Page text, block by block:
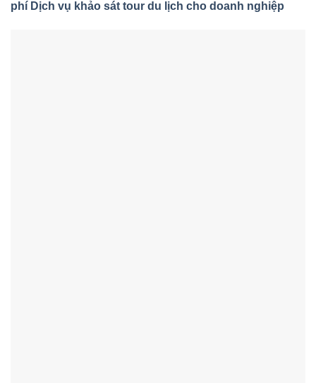
phí Dịch vụ khảo sát tour du lịch cho doanh nghiệp